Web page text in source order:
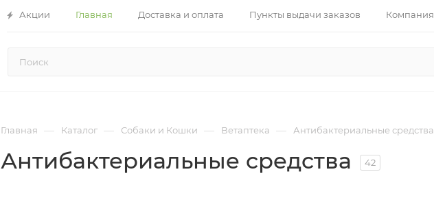
Акции Главная Доставка и оплата Пункты выдачи заказов Компания
Главная — Каталог — Собаки и Кошки — Ветаптека — Антибактериальные средства
Антибактериальные средства 42